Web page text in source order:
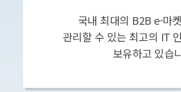
국내 최대의 B2B e-마
관리할 수 있는 최고의 IT
보유하고 있습